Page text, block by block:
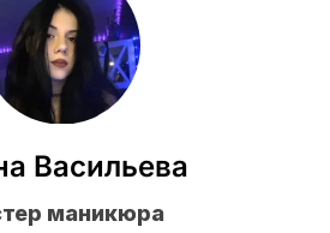
Васильева
маникюра